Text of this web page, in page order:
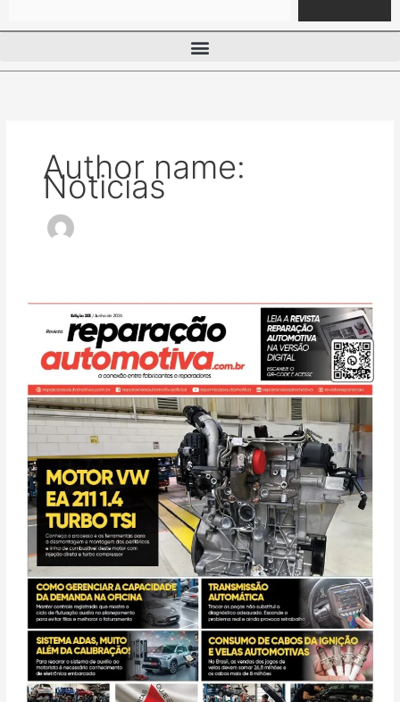
Author name:
Noticias
Edição